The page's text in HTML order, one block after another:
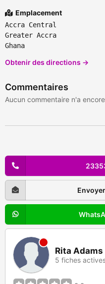
Emplacement
Accra Central
Greater Accra
Ghana
Obtenir des directions →
Commentaires
Aucun commentaire n'a
Rita Adams
5 fiches